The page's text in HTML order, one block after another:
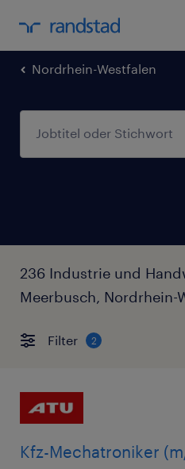
Nordrhein-Westfalen
236 Industrie und
Meerbusch, Nordrhein-
Filter 2
Kfz-Mechatroniker